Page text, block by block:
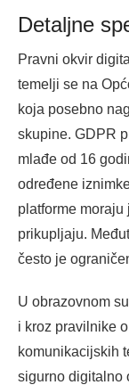
Detaljne
Pravni okvir
temelji se na
koja posebno
skupine. GDPR
mlađe od 16
određene
platforme
prikupljaju.
često je
U obrazovnom
i kroz pravilnike
komunikacijskih
sigurno digitalno